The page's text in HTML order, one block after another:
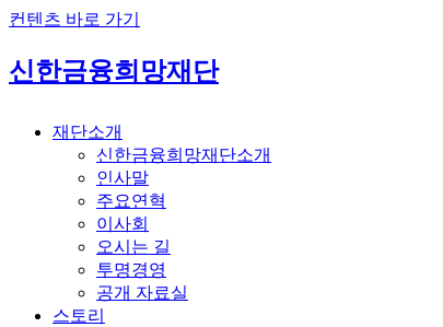
컨텐츠 바로 가기
신한금융희망재단
재단소개
신한금융희망재단소개
인사말
주요연혁
이사회
오시는 길
투명경영
공개 자료실
스토리